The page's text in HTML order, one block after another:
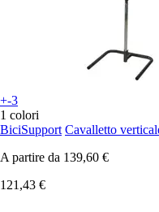
+-3
1 colori
BiciSupport Cavalletto
A partire da 139,60 €
121,43 €